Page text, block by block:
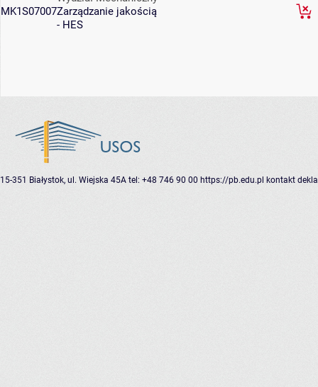
MK1S07007Zarządzanie jakością
- HES
15-351 Białystok, ul. Wiejska 45A tel: +48 746 90 00 https://pb.edu.pl kontakt